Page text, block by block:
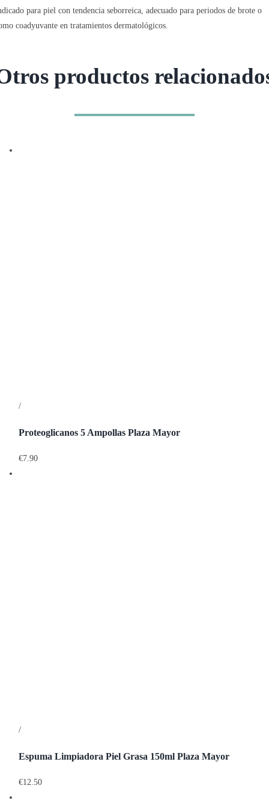
para piel con tendencia seborreica, adecuado para periodos de brote o
coadyuvante en tratamientos dermatológicos.
productos
/
Proteoglicanos 5 Ampollas Plaza Mayor
€7.90
/
Espuma Limpiadora Piel Grasa 150ml Plaza Mayor
€12.50